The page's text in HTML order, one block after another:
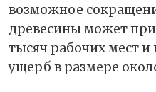
возможное
древесины может
тысяч рабочих мест
ущерб в размере